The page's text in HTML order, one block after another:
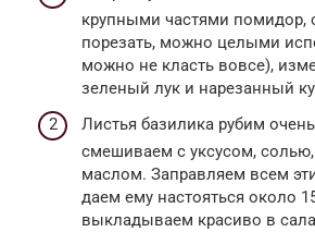
крупными частями помидор,
порезать, можно целыми
можно не класть вовсе),
зеленый лук и нарезанный
Листья базилика рубим
смешиваем с уксусом,
маслом. Заправляем всем
даем ему настояться около
выкладываем красиво в